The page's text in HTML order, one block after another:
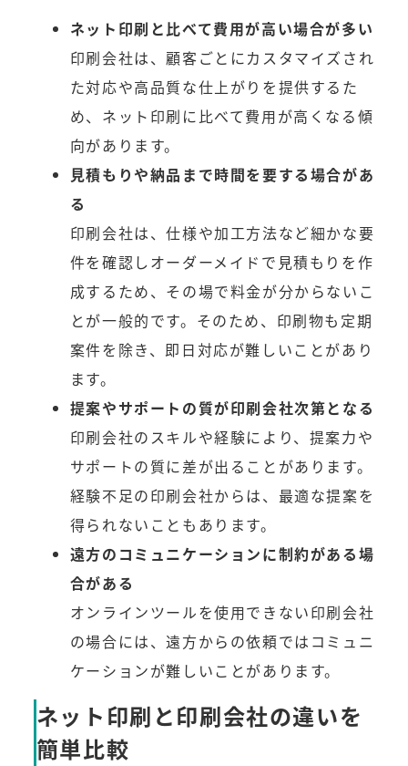
ネット印刷と比べて費用が高い場合が多い
印刷会社は、顧客ごとにカスタマイズされ
た対応や高品質な仕上がりを提供するた
め、ネット印刷に比べて費用が高くなる傾
向があります。
見積もりや納品まで時間を要する場合があ
る
印刷会社は、仕様や加工方法など細かな要
件を確認しオーダーメイドで見積もりを作
成するため、その場で料金が分からないこ
とが一般的です。そのため、印刷物も定期
案件を除き、即日対応が難しいことがあり
ます。
提案やサポートの質が印刷会社次第となる
印刷会社のスキルや経験により、提案力や
サポートの質に差が出ることがあります。
経験不足の印刷会社からは、最適な提案を
得られないこともあります。
遠方のコミュニケーションに制約がある場
合がある
オンラインツールを使用できない印刷会社
の場合には、遠方からの依頼ではコミュニ
ケーションが難しいことがあります。
ネット印刷と印刷会社の違いを
簡単比較